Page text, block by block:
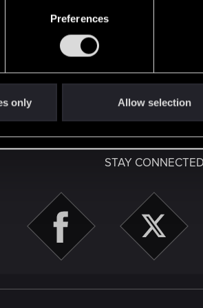
Preferences
only Allow selection
le 28 mai à 17 h pour une diffusion spéciale
English
STAY CONNECTED